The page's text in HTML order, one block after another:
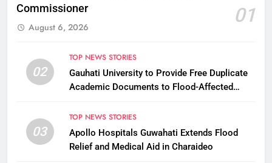
Commissioner
01
August 6, 2026
02
TOP NEWS STORIES
Gauhati University to Provide Free Duplicate
Academic Documents to Flood-Affected
03
TOP NEWS STORIES
Apollo Hospitals Guwahati Extends Flood
Relief and Medical Aid in Charaideo